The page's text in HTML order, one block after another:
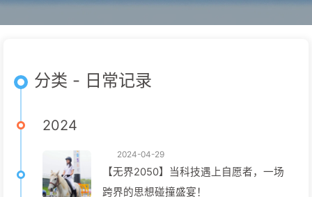
分类 - 日常记录
2024
2024-04-29
【无界2050】当科技遇上自愿者，一场
跨界的思想碰撞盛宴！